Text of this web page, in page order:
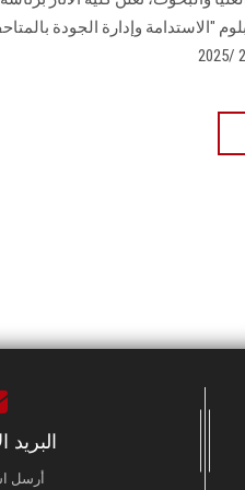
"الاستدامة وإدارة الجودة
البريد
أرسل